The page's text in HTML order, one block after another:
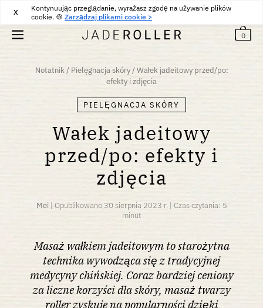
Kontynuując przeglądanie, wyrażasz zgodę na używanie plików
cookie. 🍪 Zarządzaj plikami cookie >
X DARMOWA DOSTAWA OD30€ZAKUP
0
Notatnik/ Pielęgnacja skóry/Wałek jadeitowy przed/po:
efekty i zdjęcia
PIELĘGNACJA SKÓRY
Wałek jadeitowy
przed/po: efekty i
zdjęcia
Mei| Opublikowano 30 sierpnia 2023 r.| Czas czytania: 5
minut
Masaż wałkiem jadeitowym to starożytna
technika wywodząca się z tradycyjnej
medycyny chińskiej. Coraz bardziej ceniony
za liczne korzyści dla skóry, masaż twarzy
roller zyskuje na popularności dzięki